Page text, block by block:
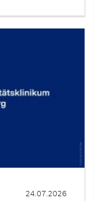
24.07.2026